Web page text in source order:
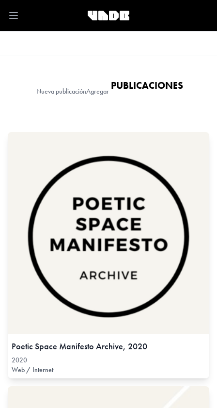
Open main menu
Nueva publicaciónAgregar PUBLICACIONES
Poetic Space Manifesto Archive, 2020
2020
Web / Internet